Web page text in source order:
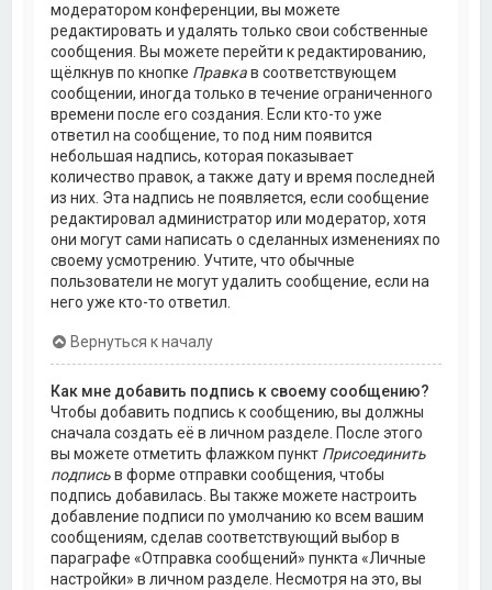
модератором конференции, вы можете
редактировать и удалять только свои собственные
сообщения. Вы можете перейти к редактированию,
щёлкнув по кнопке Правкав соответствующем
сообщении, иногда только в течение ограниченного
времени после его создания. Если кто-то уже
ответил на сообщение, то под ним появится
небольшая надпись, которая показывает
количество правок, а также дату и время последней
из них. Эта надпись не появляется, если сообщение
редактировал администратор или модератор, хотя
они могут сами написать о сделанных изменениях по
своему усмотрению. Учтите, что обычные
пользователи не могут удалить сообщение, если на
него уже кто-то ответил.
Вернуться к началу
Как мне добавить подпись к своему сообщению?
Чтобы добавить подпись к сообщению, вы должны
сначала создать её в личном разделе. После этого
вы можете отметить флажком пункт Присоединить
подписьв форме отправки сообщения, чтобы
подпись добавилась. Вы также можете настроить
добавление подписи по умолчанию ко всем вашим
сообщениям, сделав соответствующий выбор в
параграфе «Отправка сообщений» пункта «Личные
настройки» в личном разделе. Несмотря на это, вы